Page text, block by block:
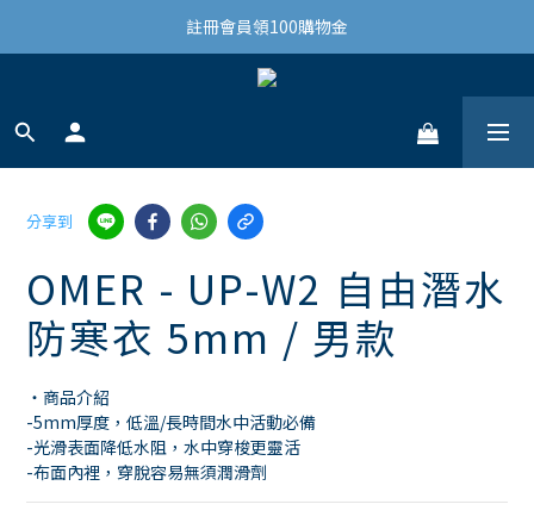
結帳滿3,000免運(限台灣)
註冊會員領100購物金
結帳滿3,000免運(限台灣)
分享到
OMER - UP-W2 自由潛水
防寒衣 5mm / 男款
・商品介紹
-5mm厚度，低溫/長時間水中活動必備
-光滑表面降低水阻，水中穿梭更靈活
-布面內裡，穿脫容易無須潤滑劑